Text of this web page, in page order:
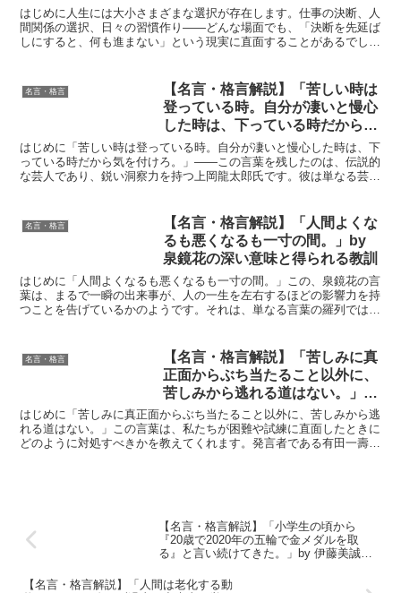
文枝の深い意味と得られる教訓
はじめに人生には大小さまざまな選択が存在します。仕事の決断、人
間関係の選択、日々の習慣作り——どんな場面でも、「決断を先延ば
しにすると、何も進まない」という現実に直面することがあるでしょ
名言・格言
【名言・格言解説】「苦しい時は
登っている時。自分が凄いと慢心
した時は、下っている時だから気
を付けろ。」by 上岡 龍太郎の深
い意味と得られる教訓
はじめに「苦しい時は登っている時。自分が凄いと慢心した時は、下
っている時だから気を付けろ。」——この言葉を残したのは、伝説的
な芸人であり、鋭い洞察力を持つ上岡龍太郎氏です。彼は単なる芸人
名言・格言
【名言・格言解説】「人間よくな
るも悪くなるも一寸の間。」by
泉鏡花の深い意味と得られる教訓
はじめに「人間よくなるも悪くなるも一寸の間。」この、泉鏡花の言
葉は、まるで一瞬の出来事が、人の一生を左右するほどの影響力を持
つことを告げているかのようです。それは、単なる言葉の羅列ではな
名言・格言
【名言・格言解説】「苦しみに真
正面からぶち当たること以外に、
苦しみから逃れる道はない。」by
有田一壽の深い意味と得られる教
訓
はじめに「苦しみに真正面からぶち当たること以外に、苦しみから逃
れる道はない。」この言葉は、私たちが困難や試練に直面したときに
どのように対処すべきかを教えてくれます。発言者である有田一壽
【名言・格言解説】「小学生の頃から
『20歳で2020年の五輪で金メダルを取
る』と言い続けてきた。」by 伊藤美誠の
【名言・格言解説】「人間は老化する動